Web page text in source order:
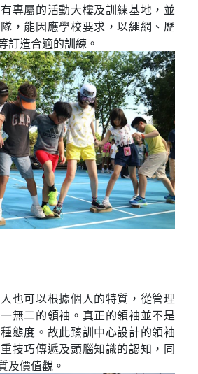
專屬的活動大樓及訓練基地，並
，能因應學校要求，以繩網、歷
訂造合適的訓練。
也可以根據個人的特質，從管理
無二的領袖。真正的領袖並不是
態度。故此臻訓中心設計的領袖
技巧傳遞及頭腦知識的認知，同
及價值觀。